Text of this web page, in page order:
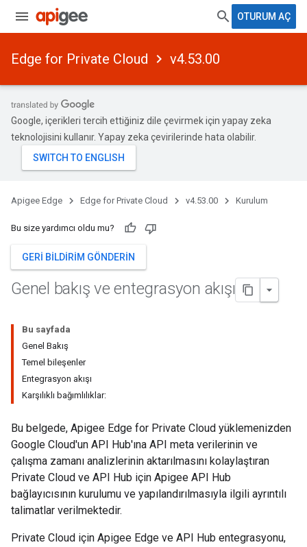
OTURUM AÇ
Edge for Private Cloud v4.53.00
Google, içerikleri tercih ettiğiniz dile çevirmek için yapay zeka
teknolojisini kullanır. Yapay zeka çevirilerinde hata olabilir.
Apigee Edge Edge for Private Cloud v4.53.00 Kurulum
Bu size yardımcı oldu mu?
GERI BILDIRIM GÖNDERIN
Genel bakış ve entegrasyon akışı
Bu sayfada
Genel Bakış
Temel bileşenler
Entegrasyon akışı
Karşılıklı bağımlılıklar:
Bu belgede, Apigee Edge for Private Cloud yüklemenizden
Google Cloud'un API Hub'ına API meta verilerinin ve
çalışma zamanı analizlerinin aktarılmasını kolaylaştıran
Private Cloud ve API Hub için Apigee API Hub
bağlayıcısının kurulumu ve yapılandırılmasıyla ilgili ayrıntılı
talimatlar verilmektedir.
Private Cloud için Apigee Edge ve API Hub entegrasyonu,